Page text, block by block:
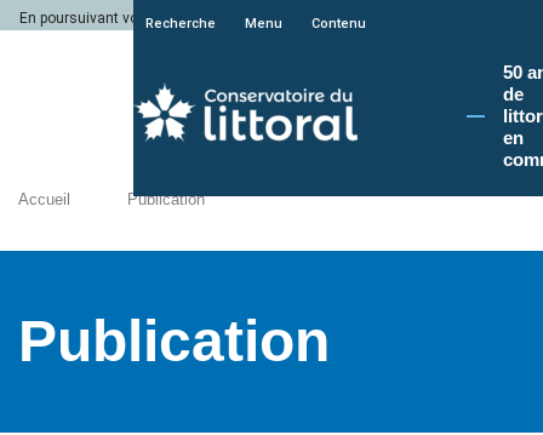
En poursuivant votre navigation sur le site du Conservatoire du littoral, vous
Recherche Menu Contenu
50
de
en
Accueil Publication
Publication